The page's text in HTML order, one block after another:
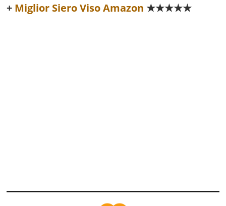
Miglior Siero Viso Amazon ★★★★★